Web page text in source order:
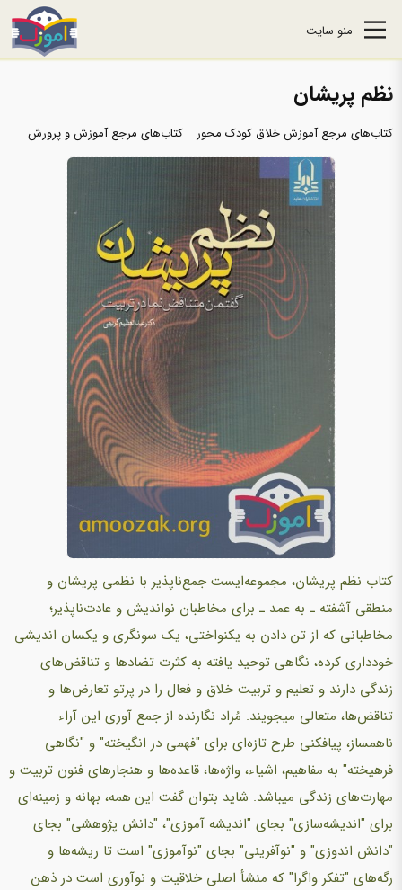
منو سایت
نظم پریشان
کتاب‌های مرجع آموزش خلاق کودک محور کتاب‌های مرجع آموزش و پرورش
کتاب‌ نظم‌ پریشان‌، مجموعه‌ایست‌ جمع‌ناپذیر با نظمی پریشان‌ و
منطقی آشفته‌ ـ به‌ عمد ـ برای مخاطبان‌ نواندیش‌ و عادت‌ناپذیر؛
مخاطبانی که‌ از تن‌ دادن‌ به‌ یکنواختی، یک‌ سونگری و یکسان‌ اندیشی
خودداری کرده‌، نگاهی توحید یافته‌ به‌ کثرت‌ تضادها و تناقض‌های
زندگی دارند و تعلیم‌ و تربیت‌ خلاق‌ و فعال‌ را در پرتو تعارض‌ها و
تناقض‌ها، متعالی میجویند. مُراد نگارنده‌ از جمع‌ آوری این‌ آراء
ناهمساز، پیافکنی طرح‌ تازه‌ای برای "فهمی در انگیخته‌" و "نگاهی
فرهیخته‌" به‌ مفاهیم‌، اشیاء، واژه‌ها، قاعده‌ها و هنجارهای فنون‌ تربیت‌ و
مهارت‌های زندگی میباشد. شاید بتوان‌ گفت‌ این‌ همه‌، بهانه‌ و زمینه‌ای
برای "اندیشه‌سازی" بجای "اندیشه‌ آموزی"، "دانش‌ پژوهشی" بجای
"دانش‌ اندوزی" و "نوآفرینی" بجای "نوآموزی" است‌ تا ریشه‌ها و
رگه‌های "تفکر واگرا" که‌ منشأ اصلی خلاقیت‌ و نوآوری است‌ در ذهن‌